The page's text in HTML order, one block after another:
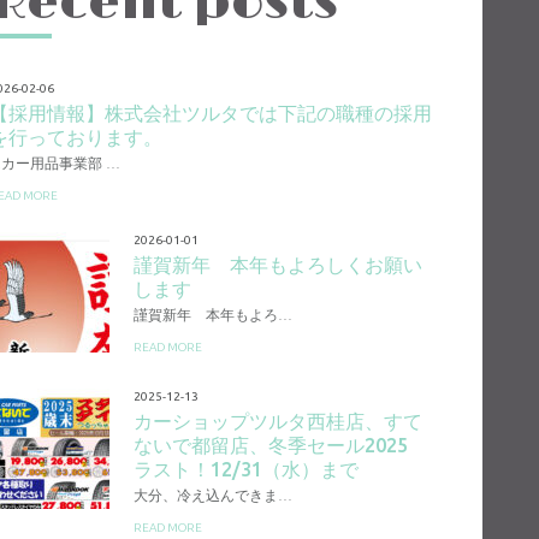
02-06
採用情報】株式会社ツルタでは下記の職種の採用
行っております。
ー用品事業部 …
MORE
2026-01-01
謹賀新年 本年もよろしくお願い
します
謹賀新年 本年もよろ…
READ MORE
2025-12-13
カーショップツルタ西桂店、すて
ないで都留店、冬季セール2025
ラスト！12/31（水）まで
大分、冷え込んできま…
READ MORE